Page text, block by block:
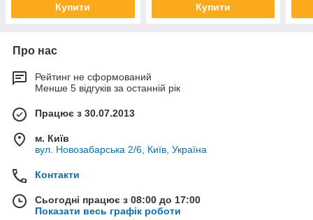
Купити Купити
Про нас
Рейтинг не сформований
Менше 5 відгуків за останній рік
Працює з 30.07.2013
м. Київ
вул. Новозабарська 2/6, Київ, Україна
Контакти
Сьогодні працює з 08:00 до 17:00
Показати весь графік роботи